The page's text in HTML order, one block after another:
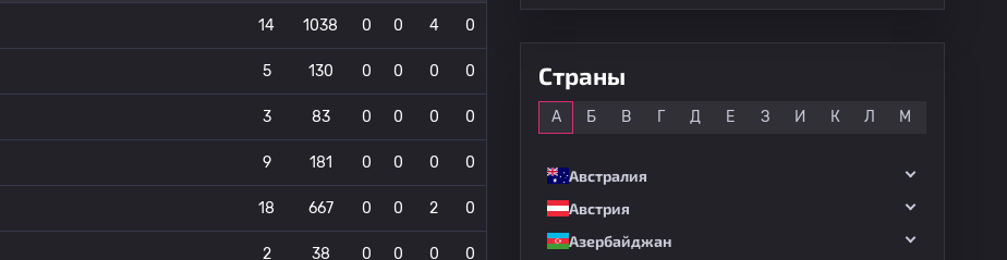
14 1038 0 0 4 0
5 130 0 0 0 0
3 83 0 0 0 0
9 181 0 0 0 0
18 667 0 0 2 0
2 38 0 0 0 0
Страны
А Б В Г Д Е З И К Л М
Австралия
Австрия
Азербайджан